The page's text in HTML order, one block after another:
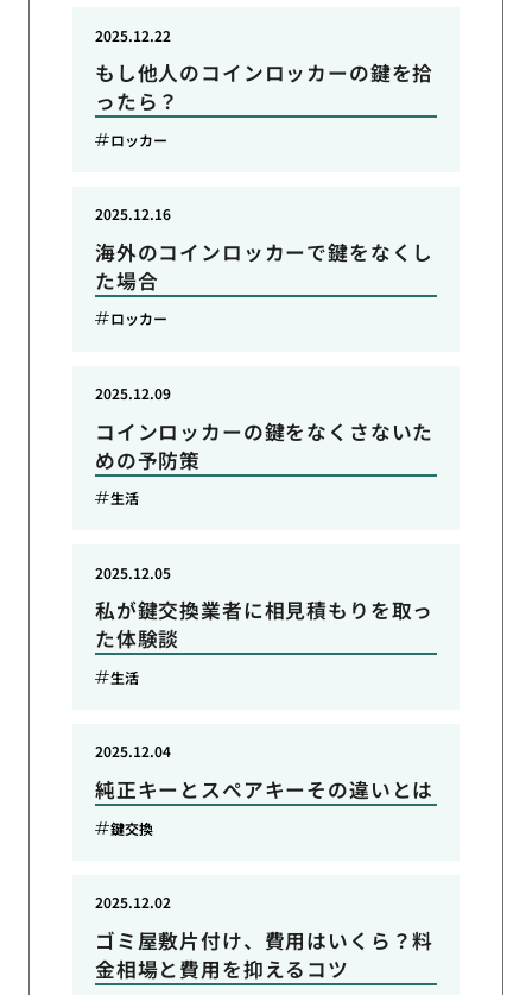
もし他人のコインロッカーの鍵を拾
ったら？
2025.12.22
ロッカー
海外のコインロッカーで鍵をなくし
た場合
2025.12.16
ロッカー
コインロッカーの鍵をなくさないた
めの予防策
2025.12.09
生活
私が鍵交換業者に相見積もりを取っ
た体験談
2025.12.05
生活
純正キーとスペアキーその違いとは
2025.12.04
鍵交換
ゴミ屋敷片付け、費用はいくら？料
金相場と費用を抑えるコツ
2025.12.02